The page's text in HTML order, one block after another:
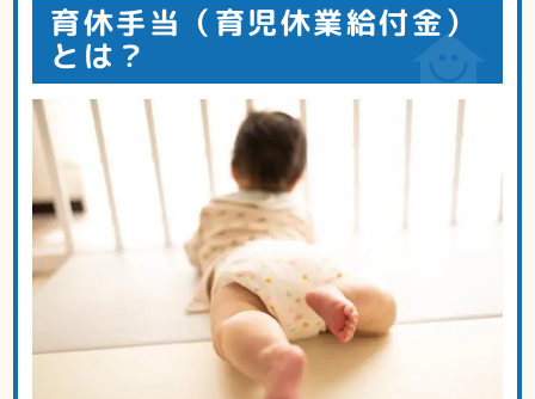
育休手当（育児休業給付金）
とは？